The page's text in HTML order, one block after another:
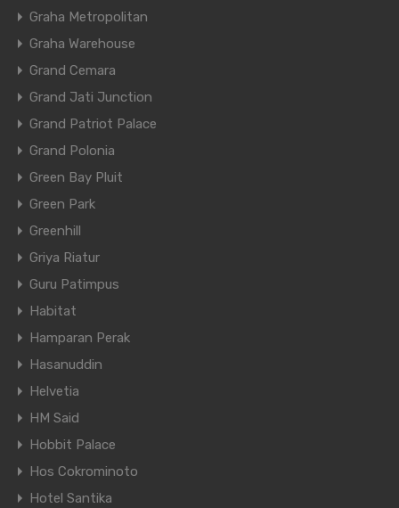
Graha Metropolitan
Graha Warehouse
Grand Cemara
Grand Jati Junction
Grand Patriot Palace
Grand Polonia
Green Bay Pluit
Green Park
Greenhill
Griya Riatur
Guru Patimpus
Habitat
Hamparan Perak
Hasanuddin
Helvetia
HM Said
Hobbit Palace
Hos Cokrominoto
Hotel Santika